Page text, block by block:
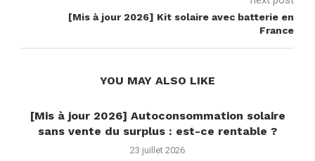
[Mis à jour 2026] Kit solaire avec batterie en
France
YOU MAY ALSO LIKE
[Mis à jour 2026] Autoconsommation solaire
sans vente du surplus : est-ce rentable ?
23 juillet 2026